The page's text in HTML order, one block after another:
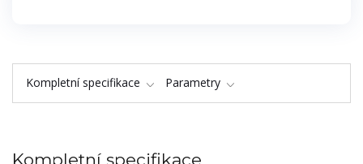
Kompletní specifikace Parametry
Kompletní specifikace